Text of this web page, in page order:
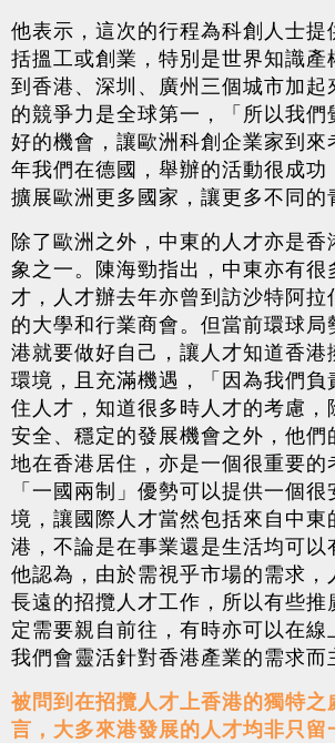
他表示，這次的行程為科創人士提
括搵工或創業，特別是世界知識產
到香港、深圳、廣州三個城市加起
的競爭力是全球第一，「所以我們
好的機會，讓歐洲科創企業家到來
年我們在德國，舉辦的活動很成功
擴展歐洲更多國家，讓更多不同的
除了歐洲之外，中東的人才亦是香
象之一。陳海勁指出，中東亦有很
才，人才辦去年亦曾到訪沙特阿拉
的大學和行業商會。但當前環球局
港就要做好自己，讓人才知道香港
環境，且充滿機遇，「因為我們負
住人才，知道很多時人才的考慮，
安全、穩定的發展機會之外，他們
地在香港居住，亦是一個很重要的
「一國兩制」優勢可以提供一個
境，讓國際人才當然包括來自中東
港，不論是在事業還是生活均可以
他認為，由於需視乎市場的需求，
長遠的招攬人才工作，所以有些推
定需要親自前往，有時亦可以在線
我們會靈活針對香港產業的需求而
被問到在招攬人才上香港的獨特
言，大多來港發展的人才均非只留